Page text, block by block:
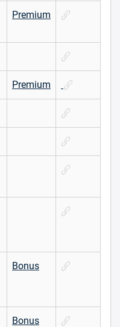
Premium
Premium
Bonus
Bonus